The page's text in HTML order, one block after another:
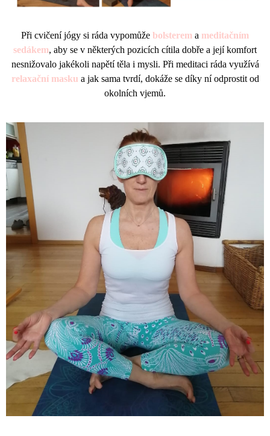
Při cvičení jógy si ráda vypomůže bolsterem a meditačním
sedákem, aby se v některých pozicích cítila dobře a její komfort
nesnižovalo jakékoli napětí těla i mysli. Při meditaci ráda využívá
relaxační masku a jak sama tvrdí, dokáže se díky ní odprostit od
okolních vjemů.